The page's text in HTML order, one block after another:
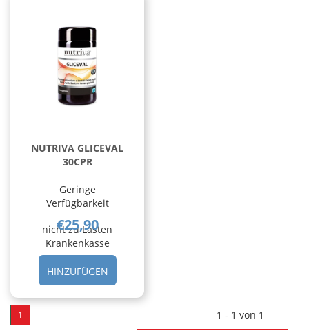
NUTRIVA GLICEVAL
30CPR
Geringe
Verfügbarkeit
€25,90
nicht zu Lasten
Krankenkasse
HINZUFÜGENHINZUFÜGEN NUTRIVA
GLICEVAL
30CPR AL
1
1 - 1 von 1